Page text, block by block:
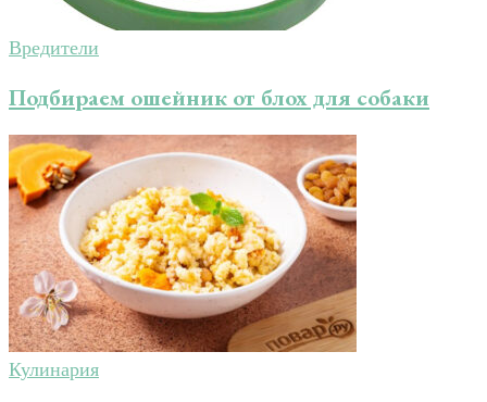
Вредители
Подбираем ошейник от блох для собаки
Кулинария